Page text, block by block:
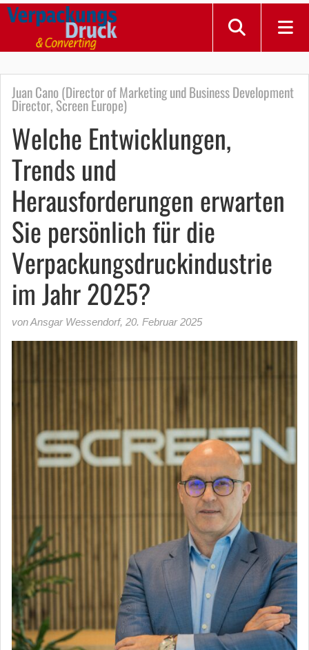
Juan Cano (Director of Marketing und Business Development
Director, Screen Europe)
Welche Entwicklungen,
Trends und
Herausforderungen erwarten
Sie persönlich für die
Verpackungsdruckindustrie
im Jahr 2025?
von Ansgar Wessendorf, 20. Februar 2025